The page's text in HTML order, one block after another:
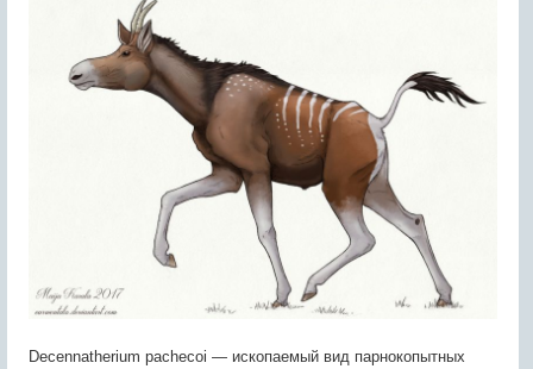
Decennatherium pachecoi — ископаемый вид парнокопытных